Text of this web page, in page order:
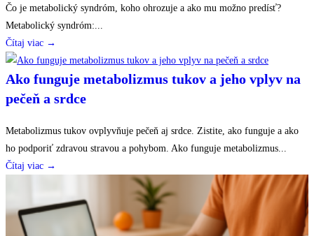
Čo je metabolický syndróm, koho ohrozuje a ako mu možno predísť?
Metabolický syndróm:...
Čítaj viac →
Ako funguje metabolizmus tukov a jeho vplyv na
pečeň a srdce
Metabolizmus tukov ovplyvňuje pečeň aj srdce. Zistite, ako funguje a ako
ho podporiť zdravou stravou a pohybom. Ako funguje metabolizmus...
Čítaj viac →